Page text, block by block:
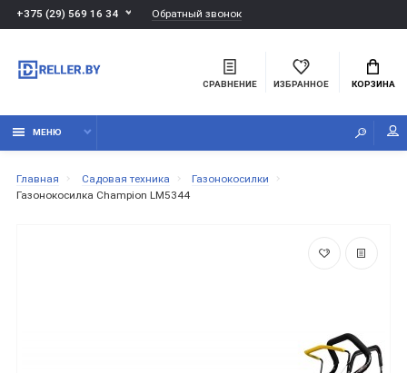
+375 (29) 569 16 34 Обратный звонок
СРАВНЕНИЕ ИЗБРАННОЕ КОРЗИНА
МЕНЮ
Главная Садовая техника
Газонокосилки
Газонокосилка Champion LM5344